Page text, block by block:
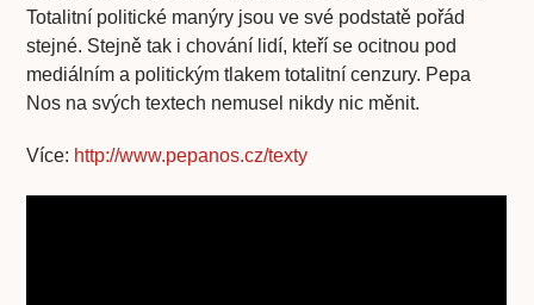
Totalitní politické manýry jsou ve své podstatě pořád
stejné. Stejně tak i chování lidí, kteří se ocitnou pod
mediálním a politickým tlakem totalitní cenzury. Pepa
Nos na svých textech nemusel nikdy nic měnit.
Více: http://www.pepanos.cz/texty